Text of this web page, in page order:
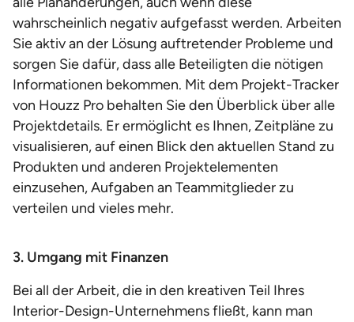
wahrscheinlich negativ aufgefasst werden. Arbeiten
Sie aktiv an der Lösung auftretender Probleme und
sorgen Sie dafür, dass alle Beteiligten die nötigen
Informationen bekommen. Mit dem Projekt-Tracker
von Houzz Pro behalten Sie den Überblick über alle
Projektdetails. Er ermöglicht es Ihnen, Zeitpläne zu
visualisieren, auf einen Blick den aktuellen Stand zu
Produkten und anderen Projektelementen
einzusehen, Aufgaben an Teammitglieder zu
verteilen und vieles mehr.
3. Umgang mit Finanzen
Bei all der Arbeit, die in den kreativen Teil Ihres
Interior-Design-Unternehmens fließt, kann man